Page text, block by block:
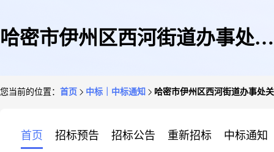
哈密市伊州区西河街道办事处关
您当前的位置： 首页 中标｜中标通知 哈密市伊州区西河街道办事处
首页 招标预告 招标公告 重新招标 中标通知